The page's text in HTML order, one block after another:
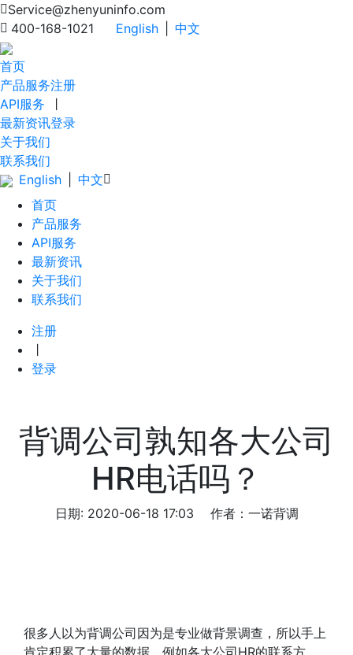
Service@zhenyuninfo.com
400-168-1021
English 中文
首页
产品服务
API服务
最新资讯
关于我们
联系我们
注册
登录
English
中文
首页
产品服务
API服务
最新资讯
关于我们
联系我们
注册
登录
背调公司孰知各大公司
HR电话吗？
日期: 2020-06-18 17:03 作者：一诺背调
很多人以为背调公司因为是专业做背景调查，所以手上
肯定积累了大量的数据。例如各大公司HR的联系方